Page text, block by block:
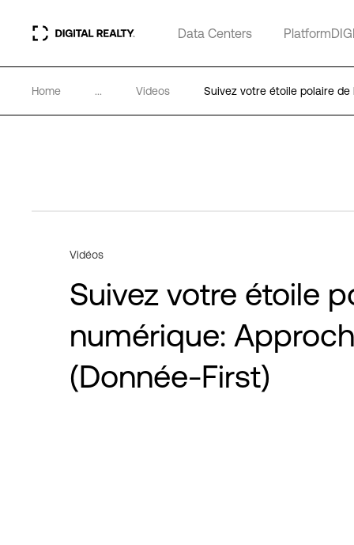
Data Centers
Home ... Videos Suivez votre étoile polaire
Vidéos
Suivez votre étoile
numérique:
(Donnée-First)